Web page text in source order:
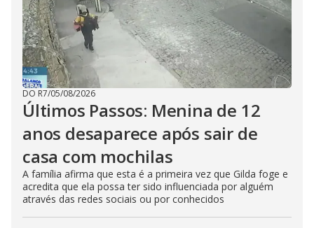
DO R7/05/08/2026
Últimos Passos: Menina de 12
anos desaparece após sair de
casa com mochilas
A família afirma que esta é a primeira vez que Gilda foge e
acredita que ela possa ter sido influenciada por alguém
através das redes sociais ou por conhecidos